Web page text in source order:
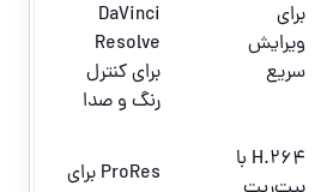
برای
ویرایش
سریع
DaVinci
Resolve
برای کنترل
رنگ و صدا
H.264 با
ProRes برای